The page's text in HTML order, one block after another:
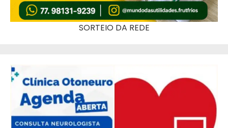
SORTEIO DA REDE